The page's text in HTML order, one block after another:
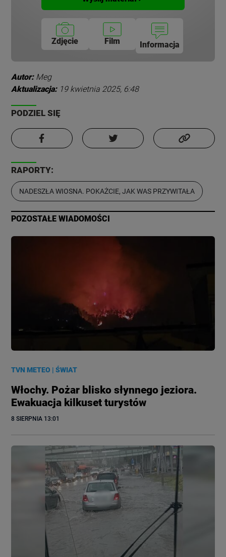
Zdjęcie Film Informacja
Autor: Meg
Aktualizacja: 19 kwietnia 2025, 6:48
PODZIEL SIĘ
RAPORTY:
NADESZŁA WIOSNA. POKAŻCIE, JAK WAS PRZYWITAŁA
POZOSTAŁE WIADOMOŚCI
TVN METEO |ŚWIAT
Włochy. Pożar blisko słynnego jeziora.
Ewakuacja kilkuset turystów
8 SIERPNIA 13:01